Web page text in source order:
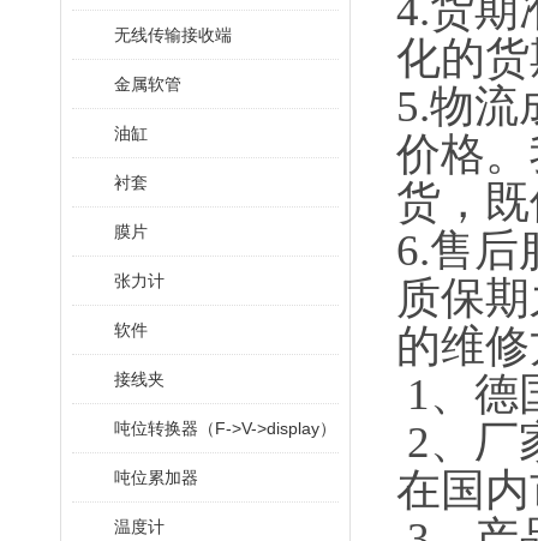
无线传输接收端
金属软管
油缸
衬套
膜片
张力计
软件
接线夹
吨位转换器（F->V->display）
吨位累加器
温度计
4.货期
化的
5.物流
价格
货，
6.售后
质保
的维
1、德
2、厂
在国